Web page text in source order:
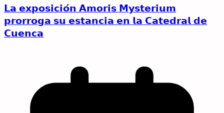
𝗟𝗮 𝗲𝘅𝗽𝗼𝘀𝗶𝗰𝗶𝗼́𝗻 𝗔𝗺𝗼𝗿𝗶𝘀 𝗠𝘆𝘀𝘁𝗲𝗿𝗶𝘂𝗺
𝗽𝗿𝗼𝗿𝗿𝗼𝗴𝗮 𝘀𝘂 𝗲𝘀𝘁𝗮𝗻𝗰𝗶𝗮 𝗲𝗻 𝗹𝗮 𝗖𝗮𝘁𝗲𝗱𝗿𝗮𝗹 𝗱𝗲
𝗖𝘂𝗲𝗻𝗰𝗮